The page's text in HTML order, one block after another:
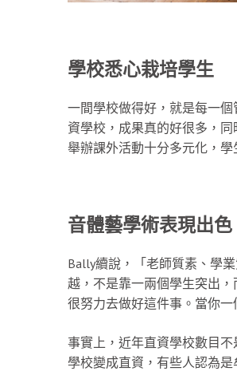
學校悉心栽培學生
一間學校做得好，就是每一
資學校，成果真的好很多，
舉辦課外活動十分多元化，學
音體藝學術表現出色
Bally續說，「老師質素、學
越，不是靠一兩個學生突出
很努力去做好這件事。當你
事實上，近年直資學校數目
學校變成直資，有些人認為是